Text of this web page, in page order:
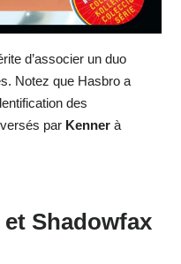
d’associer un duo
Notez que Hasbro a
des
par Kennerà
Shadowfax